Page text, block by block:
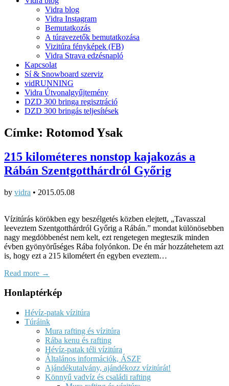
Vidra blog
Vidra Instagram
Bemutatkozás
A túravezetők bemutatkozása
Vizitúra fényképek (FB)
Vidra Strava edzésnapló
Kapcsolat
Sí & Snowboard szerviz
vidRUNNING
Vidra Útvonalgyűjtemény
DZD 300 bringa regisztráció
DZD 300 bringás teljesítések
Címke: Rotomod Ysak
215 kilométeres nonstop kajakozás a
Rábán Szentgotthárdról Győrig
by vidra • 2015.05.08
Vízitúrás körökben egy beszélgetés közben elejtett, „Tavasszal
leeveztem Szentgotthárdról Győrig a Rábán.” mondat különösebben
nagy megdöbbenést nem kelt, ezt rengetegen megteszik minden
évben gyönyörűséges Rába folyónkon. De én már hozzátehetem azt
is, hogy ezt a 215 kilométert én egyben eveztem…
Read more →
Honlaptérkép
Hévíz-patak vízitúra
Túráink
Mura rafting és vízitúra
Rába kenu és rafting
Hévíz-patak téli vízitúra
Általános információk, ÁSZF
Ajándékutalvány, ajándékozz vízitúrát!
Könnyű vadvíz és családi rafting